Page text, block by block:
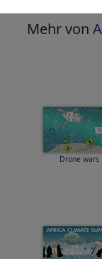
Mehr von
Drone wars